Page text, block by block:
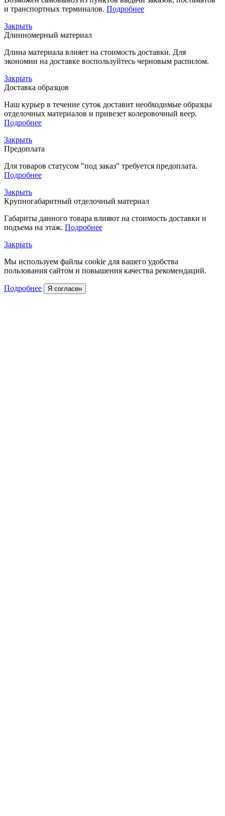
и транспортных терминалов. Подробнее
Закрыть
Длинномерный материал
Длина материала влияет на стоимость доставки. Для
экономии на доставке воспользуйтесь черновым распилом.
Закрыть
Доставка образцов
Наш курьер в течение суток доставит необходимые образцы
отделочных материалов и привезет колеровочный веер.
Подробнее
Закрыть
Предоплата
Для товаров статусом "под заказ" требуется предоплата.
Подробнее
Закрыть
Крупногабаритный отделочный материал
Габариты данного товара влияют на стоимость доставки и
подъема на этаж. Подробнее
Закрыть
Мы используем файлы cookie для вашего удобства
пользования сайтом и повышения качества рекомендаций.
Подробнее Я согласен